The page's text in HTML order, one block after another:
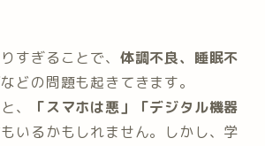
すぎることで、 体調不良、睡眠不
などの問題も起きてきます。
、
「スマホは悪」「デジタル機器
いるかもしれません。しかし、学